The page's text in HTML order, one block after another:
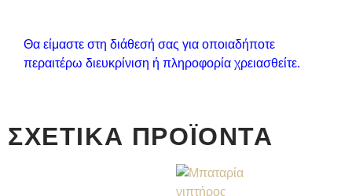
Θα είμαστε στη διάθεσή σας για οποιαδήποτε
περαιτέρω διευκρίνιση ή πληροφορία χρειασθείτε.
ΣΧΕΤΙΚΆ ΠΡΟΪΌΝΤΑ